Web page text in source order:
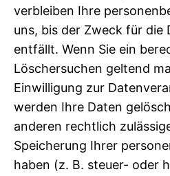
verbleiben Ihre
uns, bis der Zweck für die
entfällt. Wenn Sie ein
Löschersuchen geltend
Einwilligung zur
werden Ihre Daten
anderen rechtlich
Speicherung Ihrer
haben (z. B. steuer- oder